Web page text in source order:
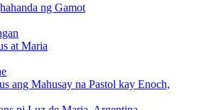
ng Gamot
at Maria
ang Mahusay na Pastol kay Enoch,